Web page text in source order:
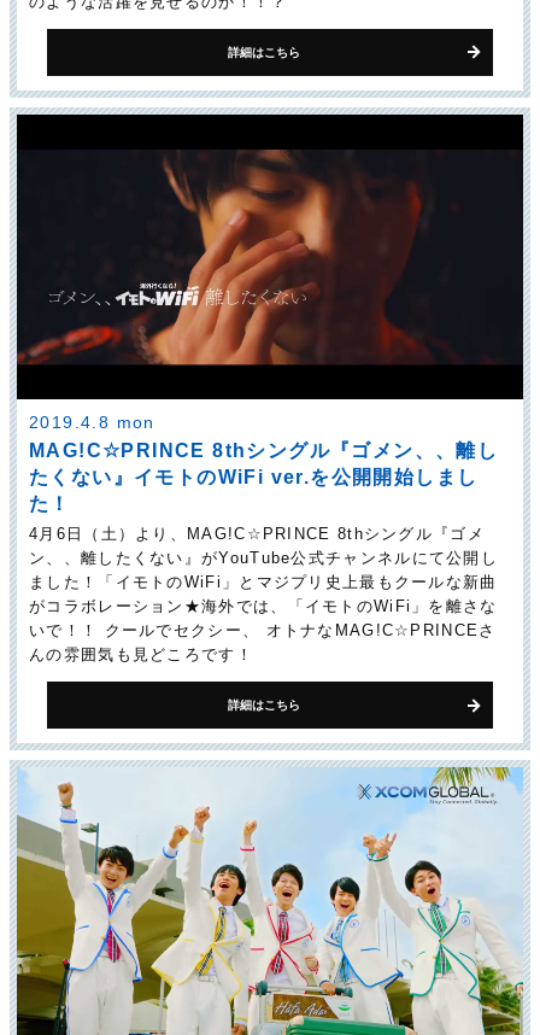
詳細はこちら
2019.4.8 mon
MAG!C☆PRINCE 8thシングル『ゴメン、、離し
たくない』イモトのWiFi ver.を公開開始しまし
た！
4月6日（土）より、MAG!C☆PRINCE 8thシングル『ゴメ
ン、、離したくない』がYouTube公式チャンネルにて公開し
ました！「イモトのWiFi」とマジプリ史上最もクールな新曲
がコラボレーション★海外では、「イモトのWiFi」を離さな
いで！！ クールでセクシー、 オトナなMAG!C☆PRINCEさ
んの雰囲気も見どころです！
詳細はこちら